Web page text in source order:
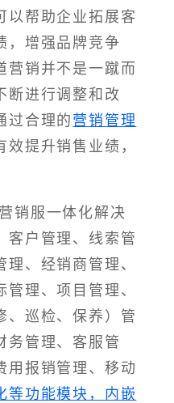
以帮助企业拓展客
，增强品牌竞争
营销并不是一蹴而
断进行调整和改
过合理的 营销管理
提升销售业绩，
销服一体化解决
客户管理、线索管
、经销商管理、
理、项目管理、
、巡检、保养）管
务管理、客服管
用报销管理、移动
等功能模块，内嵌